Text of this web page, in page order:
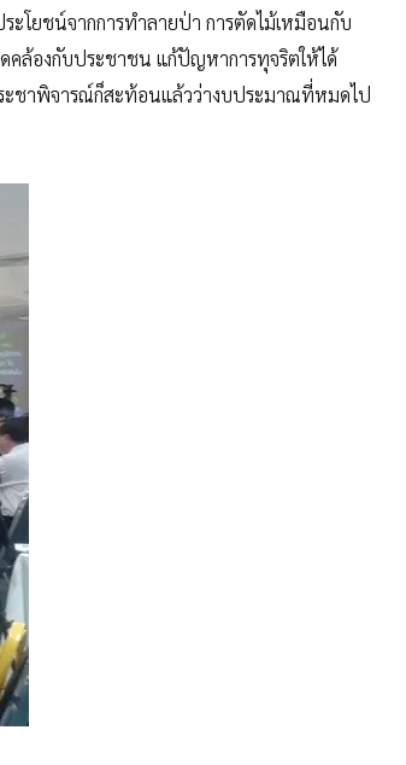
โยชน์จากการทำลายป่า การตัดไม้เหมือนกับ
คล้องกับประชาชน แก้ปัญหาการทุจริตให้ได้
ะชาพิจารณ์ก็สะท้อนแล้วว่างบประมาณที่หมดไป